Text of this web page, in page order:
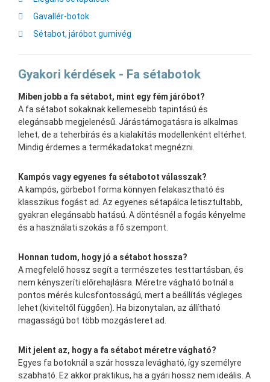
Gavallér-botok
Sétabot, járóbot gumivég
Gyakori kérdések - Fa sétabotok
Miben jobb a fa sétabot, mint egy fém járóbot?
A fa sétabot sokaknak kellemesebb tapintású és
elegánsabb megjelenésű. Járástámogatásra is alkalmas
lehet, de a teherbírás és a kialakítás modellenként eltérhet.
Mindig érdemes a termékadatokat megnézni.
Kampós vagy egyenes fa sétabotot válasszak?
A kampós, görbebot forma könnyen felakasztható és
klasszikus fogást ad. Az egyenes sétapálca letisztultabb,
gyakran elegánsabb hatású. A döntésnél a fogás kényelme
és a használati szokás a fő szempont.
Honnan tudom, hogy jó a sétabot hossza?
A megfelelő hossz segít a természetes testtartásban, és
nem kényszeríti előrehajlásra. Méretre vágható botnál a
pontos mérés kulcsfontosságú, mert a beállítás végleges
lehet (kiviteltől függően). Ha bizonytalan, az állítható
magasságú bot több mozgásteret ad.
Mit jelent az, hogy a fa sétabot méretre vágható?
Egyes fa botoknál a szár hossza levágható, így személyre
szabható. Ez akkor praktikus, ha a gyári hossz nem ideális. A